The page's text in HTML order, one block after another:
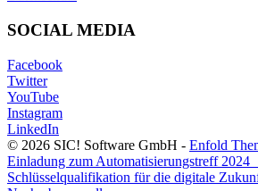
SOCIAL MEDIA
Facebook
Twitter
YouTube
Instagram
LinkedIn
© 2026 SIC! Software GmbH - Enfold
Einladung zum Automatisierungstreff 2024
Schlüsselqualifikation für die digitale